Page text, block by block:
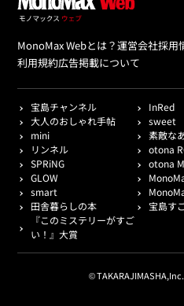
MonoMax Webとは？運営会社採用
利用規約広告掲載について
宝島チャンネル
InRed
大人のおしゃれ手帖
sweet
mini
素敵な
リンネル
otona
SPRiNG
otona
GLOW
smart
田舎暮らしの本
宝島す
『このミステリーがすご
い！』大賞
©